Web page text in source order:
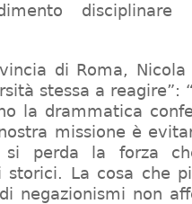
di Roma,
stessa a reagire”:
la drammatica
missione è
perda la forza
storici. La cosa che
negazionismi non